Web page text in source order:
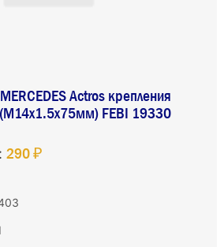
Actros крепления
FEBI 19330
290 ₽